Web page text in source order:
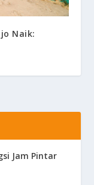
Naik:
Jam Pintar